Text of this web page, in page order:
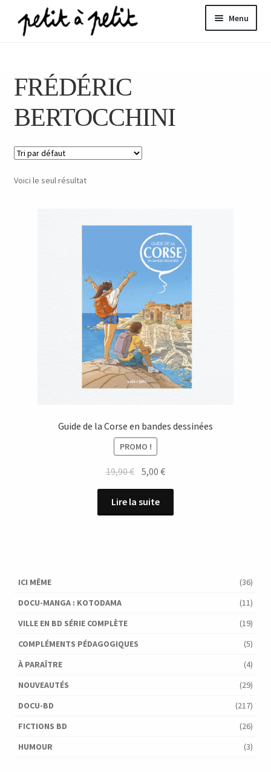
Aller
à
Aller
au
Menu
FRÉDÉRIC
BERTOCCHINI
Voici le seul résultat
Guide de la Corse en bandes dessinées
PROMO !
19,90€ Le
initial
était :
5,00€Le
est :
Lire la suite
ICI MÊME
(36)
DOCU-MANGA : KOTODAMA
(11)
VILLE EN BD SÉRIE COMPLÈTE
(19)
COMPLÉMENTS PÉDAGOGIQUES
(5)
À PARAÎTRE
(4)
NOUVEAUTÉS
(29)
DOCU-BD
(217)
FICTIONS BD
(26)
HUMOUR
(3)